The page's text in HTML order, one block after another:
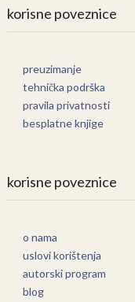
korisne poveznice
preuzimanje
tehnička podrška
pravila privatnosti
besplatne knjige
korisne poveznice
o nama
uslovi korištenja
autorski program
blog